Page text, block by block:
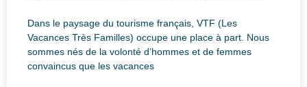
Dans le paysage du tourisme français, VTF (Les
Vacances Très Familles) occupe une place à part. Nous
sommes nés de la volonté d’hommes et de femmes
convaincus que les vacances